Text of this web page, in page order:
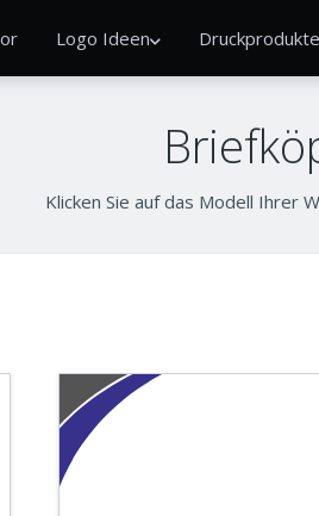
Logo Ideen Druckprodukte
Klicken Sie auf das Modell Ihrer